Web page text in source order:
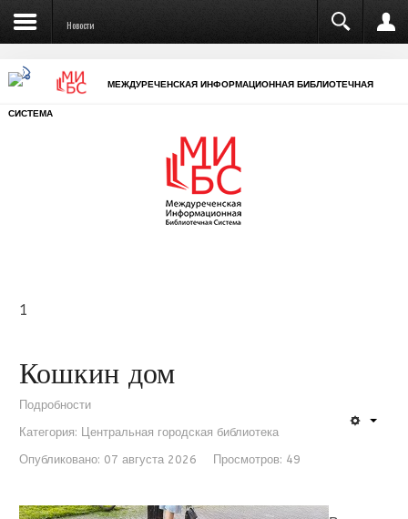
Новости
МЕЖДУРЕЧЕНСКАЯ ИНФОРМАЦИОННАЯ БИБЛИОТЕЧНАЯ
СИСТЕМА
1
Кошкин дом
Подробности
Категория: Центральная городская библиотека
Опубликовано: 07 августа 2026
Просмотров: 49